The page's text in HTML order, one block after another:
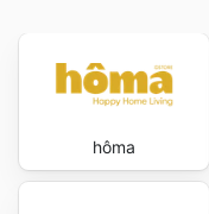
hôma